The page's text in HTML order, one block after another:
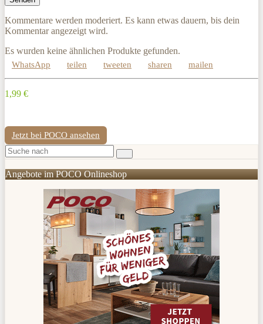
Kommentare werden moderiert. Es kann etwas dauern, bis dein
Kommentar angezeigt wird.
Es wurden keine ähnlichen Produkte gefunden.
WhatsApp teilen tweeten sharen mailen
1,99 €
Jetzt bei POCO ansehen
Angebote im POCO Onlineshop